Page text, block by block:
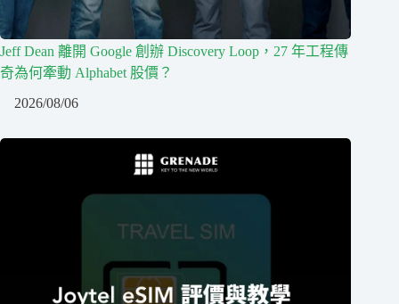
Jeff Dean 離開 Google 創辦 Discovery Loop，27 年工程傳
奇為何牽動 Alphabet 股價？
2026/08/06